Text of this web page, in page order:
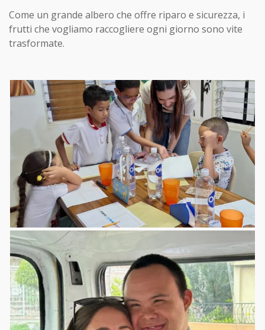
Come un grande albero che offre riparo e sicurezza, i
frutti che vogliamo raccogliere ogni giorno sono vite
trasformate.